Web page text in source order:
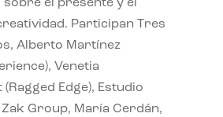
el presente y el
Participan Tres
Alberto Martínez
Venetia
Edge), Estudio
Group, María Cerdán,